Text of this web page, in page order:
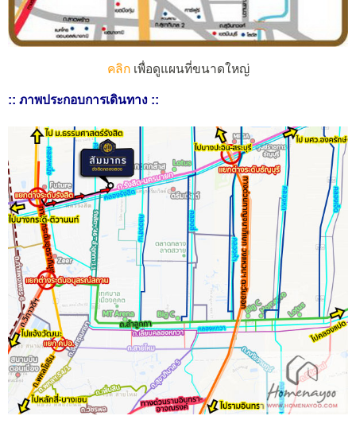
คลิกเพื่อดูแผนที่ขนาดใหญ่
:: ภาพประกอบการเดินทาง ::